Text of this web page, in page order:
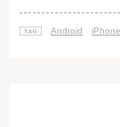
のスマートフォン
Android iPhone